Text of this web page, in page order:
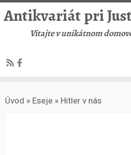
to
Antikvariát pri
Vitajte v unikátnom
Úvod » Eseje » Hitler v nás